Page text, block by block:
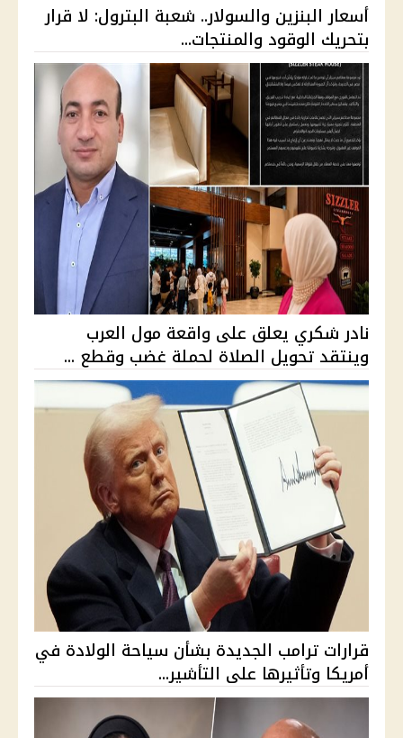
أسعار البنزين والسولار.. شعبة البترول: لا قرار
بتحريك الوقود والمنتجات...
نادر شكري يعلق على واقعة مول العرب
وينتقد تحويل الصلاة لحملة غضب وقطع ...
قرارات ترامب الجديدة بشأن سياحة الولادة في
أمريكا وتأثيرها على التأشير...